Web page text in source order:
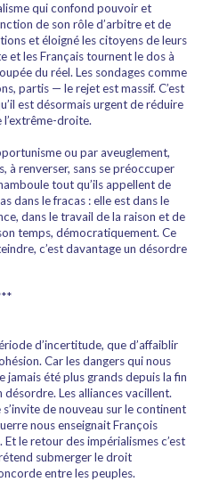
qui confond pouvoir et
de son rôle d’arbitre et de
et éloigné les citoyens de leurs
et les Français tournent le dos à
du réel. Les sondages comme
partis — le rejet est massif. C’est
est désormais urgent de réduire
droite.
ou par aveuglement,
à renverser, sans se préoccuper
tout qu’ils appellent de
dans le fracas : elle est dans le
dans le travail de la raison et de
temps, démocratiquement. Ce
c’est davantage un désordre
d’incertitude, que d’affaiblir
Car les dangers qui nous
jamais été plus grands depuis la fin
Les alliances vacillent.
de nouveau sur le continent
nous enseignait François
le retour des impérialismes c’est
submerger le droit
entre les peuples.